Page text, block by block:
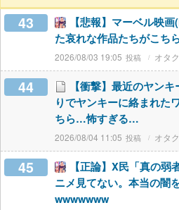
43
【悲報】マーベル映
た哀れな作品たちがこ
2026/08/03 19:05 オタク
44
【衝撃】最近のヤン
りでヤンキーに絡まれた
ちら…怖すぎる…
2026/08/04 11:05 オタク
45
【正論】X民「真の
ニメ見てない。本当の闇
wwwwwww